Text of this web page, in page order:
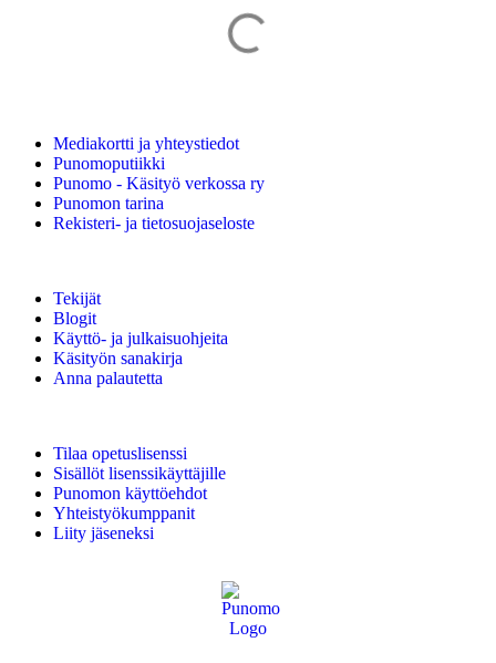
Mediakortti ja yhteystiedot
Punomoputiikki
Punomo - Käsityö verkossa ry
Punomon tarina
Rekisteri- ja tietosuojaseloste
Tekijät
Blogit
Käyttö- ja julkaisuohjeita
Käsityön sanakirja
Anna palautetta
Tilaa opetuslisenssi
Sisällöt lisenssikäyttäjille
Punomon käyttöehdot
Yhteistyökumppanit
Liity jäseneksi